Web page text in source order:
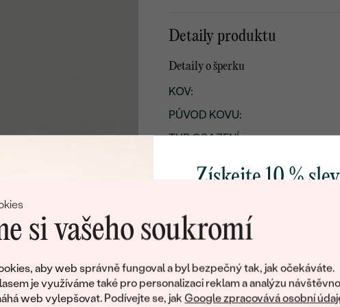
si vašeho soukromí
aby web správně fungoval a byl bezpečný tak, jak očekáváte.
je využíváme také pro personalizaci reklam a analýzu
web vylepšovat. Podívejte se, jakGoogle zpracovává osobní
Detaily produktu
Detaily o šperku
KOV:
PŮVOD KOVU:
TYP OSAZENÍ:
PŘIBLIŽNÁ VÁHA:
Detaily o řetízku
KOV:
Získejte 10 %
poctivě vyráběných šperků
Jako dárek na přivítání vám
zašleme slevový kód na